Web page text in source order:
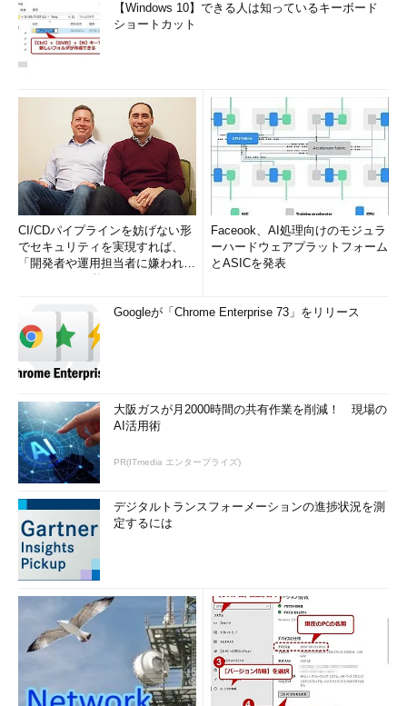
【Windows 10】できる人は知っているキーボード
ショートカット
CI/CDパイプラインを妨げない形
でセキュリティを実現すれば、
「開発者や運用担当者に嫌われな
Faceook、AI処理向けのモジュラ
ーハードウェアプラットフォーム
とASICを発表
Googleが「Chrome Enterprise 73」をリリース
大阪ガスが月2000時間の共有作業を削減！ 現場の
AI活用術
PR(ITmedia エンタープライズ)
デジタルトランスフォーメーションの進捗状況を測
定するには